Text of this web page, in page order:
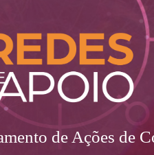
de Ações de